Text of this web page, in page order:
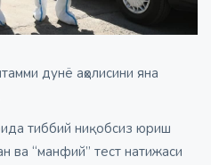
дунё аҳолисини яна
тиббий ниқобсиз юриш
ва “манфий” тест натижаси